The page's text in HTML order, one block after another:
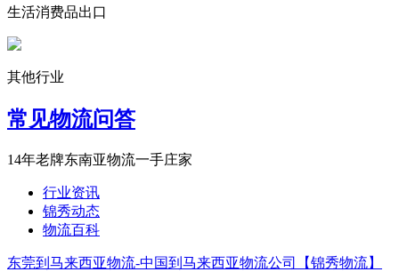
生活消费品出口
其他行业
常见物流问答
14年老牌东南亚物流一手庄家
行业资讯
锦秀动态
物流百科
东莞到马来西亚物流-中国到马来西亚物流公司【锦秀物流】